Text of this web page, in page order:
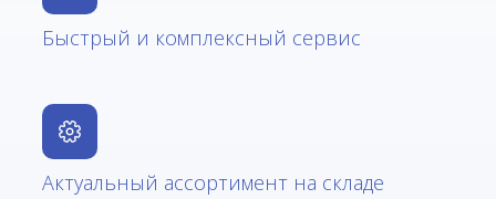
Быстрый и комплексный сервис
Актуальный ассортимент на складе